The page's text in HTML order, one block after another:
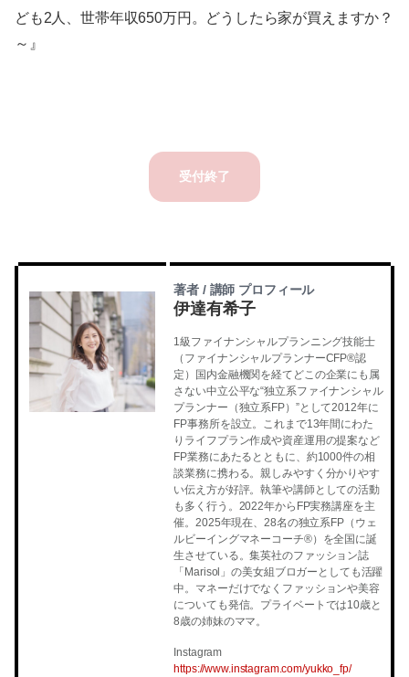
ども2人、世帯年収650万円。どうしたら家が買えますか？
～』
受付終了
著者 / 講師 プロフィール
伊達有希子
1級ファイナンシャルプランニング技能士
（ファイナンシャルプランナーCFP®認
定）国内金融機関を経てどこの企業にも属
さない中立公平な“独立系ファイナンシャル
プランナー（独立系FP）”として2012年に
FP事務所を設立。これまで13年間にわた
りライフプラン作成や資産運用の提案など
FP業務にあたるとともに、約1000件の相
談業務に携わる。親しみやすく分かりやす
い伝え方が好評。執筆や講師としての活動
も多く行う。2022年からFP実務講座を主
催。2025年現在、28名の独立系FP（ウェ
ルビーイングマネーコーチ®）を全国に誕
生させている。集英社のファッション誌
「Marisol」の美女組ブロガーとしても活躍
中。マネーだけでなくファッションや美容
についても発信。プライベートでは10歳と
8歳の姉妹のママ。
Instagram
https://www.instagram.com/yukko_fp/